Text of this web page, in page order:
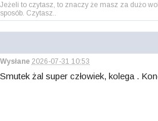
Jeżeli to czytasz, to znaczy że masz za dużo
sposób. Czytasz..
Wysłane 2026-07-31 10:53
Smutek żal super człowiek, kolega .